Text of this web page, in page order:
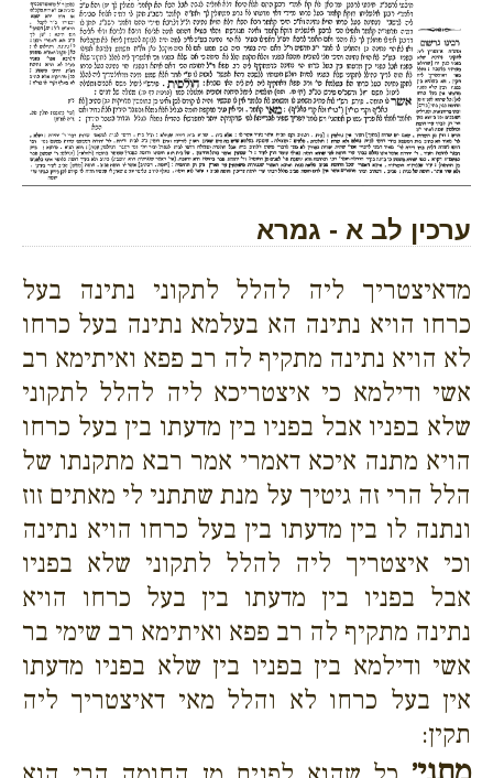
ערכין לב א - גמרא
מדאיצטריך ליה להלל לתקוני נתינה בעל
כרחו הויא נתינה הא בעלמא נתינה בעל כרחו
לא הויא נתינה מתקיף לה רב פפא ואיתימא רב
אשי ודילמא כי איצטריכא ליה להלל לתקוני
שלא בפניו אבל בפניו בין מדעתו בין בעל כרחו
הויא מתנה איכא דאמרי אמר רבא מתקנתו של
הלל הרי זה גיטיך על מנת שתתני לי מאתים זוז
ונתנה לו בין מדעתו בין בעל כרחו הויא נתינה
וכי איצטריך ליה להלל לתקוני שלא בפניו
אבל בפניו בין מדעתו בין בעל כרחו הויא
נתינה מתקיף לה רב פפא ואיתימא רב שימי בר
אשי ודילמא בין בפניו בין שלא בפניו מדעתו
אין בעל כרחו לא והלל מאי דאיצטריך ליה
תקין: